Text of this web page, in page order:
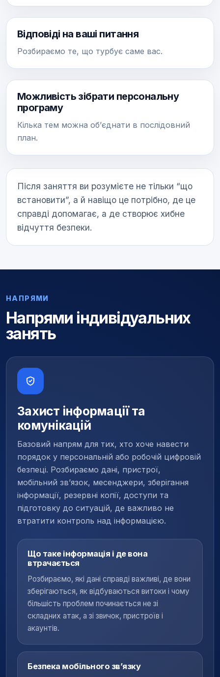
Відповіді на ваші питання
Розбираємо те, що турбує саме вас.
Можливість зібрати персональну
програму
Кілька тем можна об’єднати в послідовний
план.
Після заняття ви розумієте не тільки “що
встановити”, а й навіщо це потрібно, де це
справді допомагає, а де створює хибне
відчуття безпеки.
НАПРЯМИ
Напрями індивідуальних
занять
Захист інформації та
комунікацій
Базовий напрям для тих, хто хоче навести
порядок у персональній або робочій цифровій
безпеці. Розбираємо дані, пристрої,
мобільний зв’язок, месенджери, зберігання
інформації, резервні копії, доступи та
підготовку до ситуацій, де важливо не
втратити контроль над інформацією.
Що таке інформація і де вона
втрачається
Розбираємо, які дані справді важливі, де вони
зберігаються, як відбуваються витоки і чому
більшість проблем починається не зі
складних атак, а зі звичок, пристроїв і
акаунтів.
Безпека мобільного зв’язку